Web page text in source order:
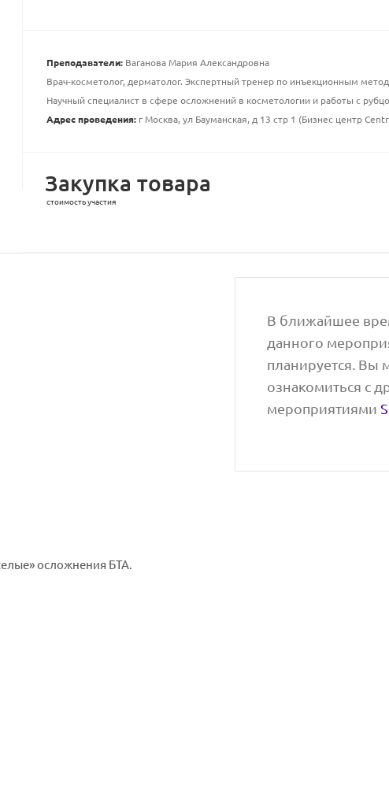
Преподаватели:Ваганова Мария Александровна
Врач-косметолог, дерматолог. Экспертный тренер по инъекционным
Научный специалист в сфере осложнений в косметологии и работы с
Адрес проведения:г Москва, ул Бауманская, д 13 стр 1 (Бизнес центр
Закупка товара
стоимость участия
В ближайшее
данного
планируется. Вы
ознакомиться с
мероприятиями
осложнения БТА.